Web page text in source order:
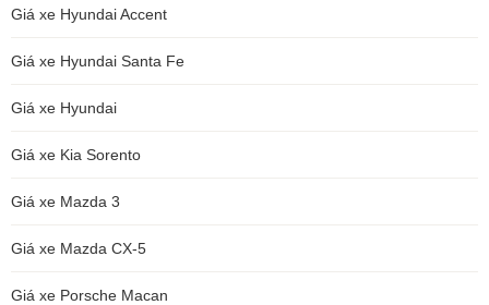
Giá xe Hyundai Accent
Giá xe Hyundai Santa Fe
Giá xe Hyundai
Giá xe Kia Sorento
Giá xe Mazda 3
Giá xe Mazda CX-5
Giá xe Porsche Macan